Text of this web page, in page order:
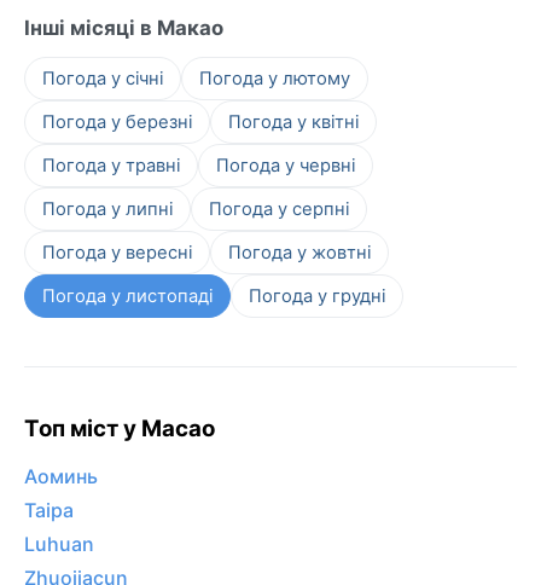
Інші місяці в Макао
Погода у січні
Погода у лютому
Погода у березні
Погода у квітні
Погода у травні
Погода у червні
Погода у липні
Погода у серпні
Погода у вересні
Погода у жовтні
Погода у листопаді
Погода у грудні
Топ міст у Macao
Аоминь
Taipa
Luhuan
Zhuojiacun